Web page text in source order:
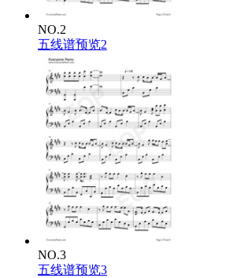
NO.2
五线谱预览2
NO.3
五线谱预览3